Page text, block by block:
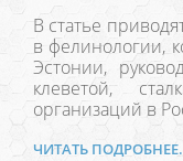
В статье
в фелинологии,
Эстонии,
клеветой,
организаций в
ЧИТАТЬ